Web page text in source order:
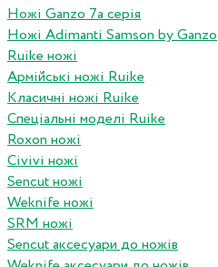
Ножі Ganzo 7а серія
Ножі Adimanti Samson by Ganzo
Ruike ножі
Армійські ножі Ruike
Класичні ножі Ruike
Спеціальні моделі Ruike
Roxon ножi
Civivi ножі
Sencut ножі
Weknife ножі
SRM ножі
Sencut аксесуари до ножів